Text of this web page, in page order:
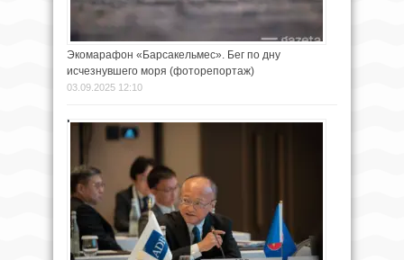
Экомарафон «Барсакельмес». Бег по дну
исчезнувшего моря (фоторепортаж)
03.09.2025 12:10